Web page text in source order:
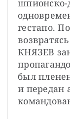
шпионско-
гестапо.
КНЯЗЕВ
был
и передан